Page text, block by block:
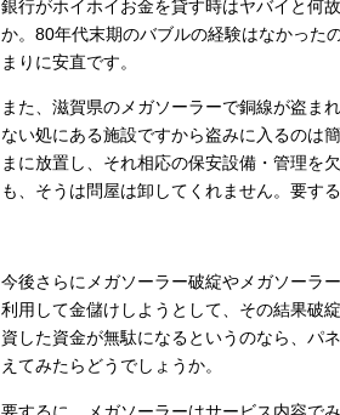
銀行がホイホイお金を貸す時はヤバイと何
か。80年代末期のバブルの経験はなかった
まりに安直です。
また、滋賀県のメガソーラーで銅線が盗ま
ない処にある施設ですから盗みに入るのは
まに放置し、それ相応の保安設備・管理を
も、そうは問屋は卸してくれません。要す
今後さらにメガソーラー破綻やメガソーラ
利用して金儲けしようとして、その結果破
資した資金が無駄になるというのなら、パ
えてみたらどうでしょうか。
要するに、メガソーラーはサービス内容で